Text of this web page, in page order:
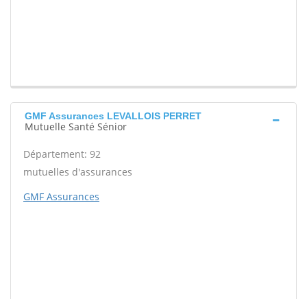
GMF Assurances LEVALLOIS PERRET
Mutuelle Santé Sénior
Département: 92
mutuelles d'assurances
GMF Assurances